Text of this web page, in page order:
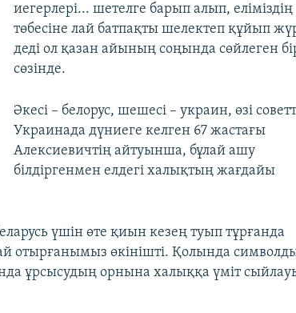
иегерлері... шетелге барып алып, еліміздің
төбесіне лай батпақты шелектеп құйып
деді ол қазан айының соңында сөйлеген
сөзінде.
Әкесі – белорус, шешесі – украин, өзі
Украинада дүниеге келген 67 жастағы
Алексиевичтің айтуынша, бұлай ашу
білдіргенмен елдегі халықтың жағдайы
үшін өте қиын кезең туып тұрғанда
отырғанымыз өкінішті. Қолында
ұрсысудың орнына халыққа үміт